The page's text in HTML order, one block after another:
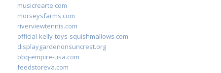
musicrearte.com
morseysfarms.com
riverviewtennis.com
official-kelly-toys-squishmallows.com
displaygardenonsuncrest.org
bbq-empire-usa.com
feedstoreva.com